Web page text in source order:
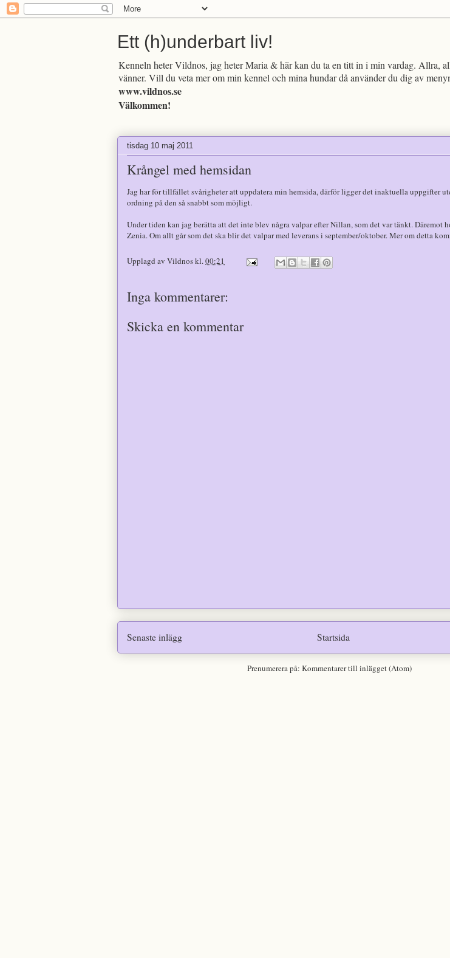
Ett (h)underbart liv!
Kenneln heter Vildnos, jag heter Maria & här kan du ta en titt in i min vardag. Allra,
vänner. Vill du veta mer om min kennel och mina hundar då använder du dig av
www.vildnos.se
Välkommen!
tisdag 10 maj 2011
Krångel med hemsidan
Jag har för tillfället svårigheter att uppdatera min hemsida, därför ligger det inaktuella uppgifter
ordning på den så snabbt som möjligt.
Under tiden kan jag berätta att det inte blev några valpar efter Nillan, som det var tänkt. Däremot
Zenia. Om allt går som det ska blir det valpar med leverans i september/oktober. Mer om detta
Upplagd av Vildnoskl.00:21
Inga kommentarer:
Skicka en kommentar
Senaste inlägg Startsida
Prenumerera på: Kommentarer till inlägget (Atom)